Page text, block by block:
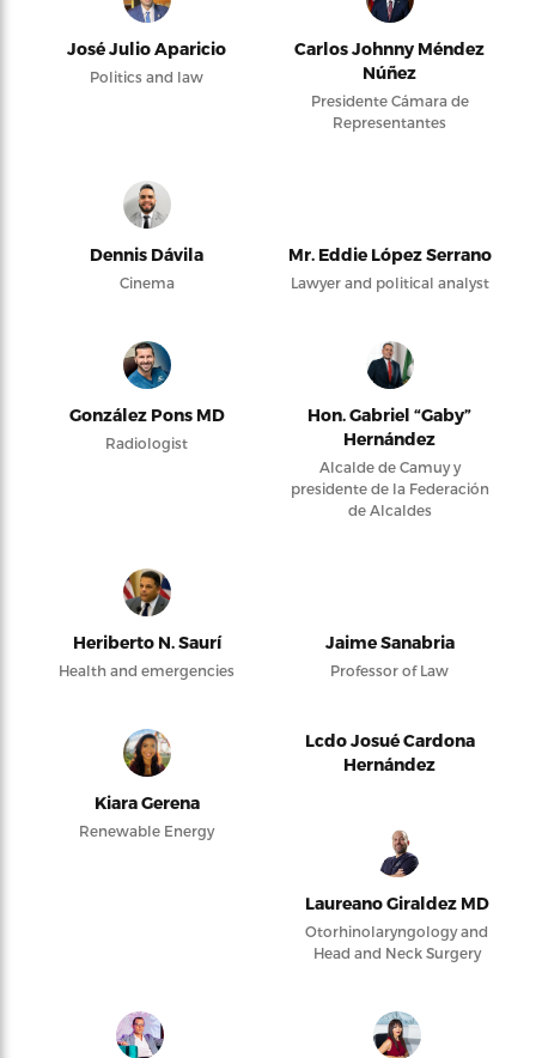
José Julio Aparicio
Politics and law
Carlos Johnny Méndez
Núñez
Presidente Cámara de
Representantes
Dennis Dávila
Cinema
Mr. Eddie López Serrano
Lawyer and political analyst
González Pons MD
Radiologist
Hon. Gabriel “Gaby”
Hernández
Alcalde de Camuy y
presidente de la Federación
de Alcaldes
Heriberto N. Saurí
Health and emergencies
Jaime Sanabria
Professor of Law
Kiara Gerena
Renewable Energy
Lcdo Josué Cardona
Hernández
Laureano Giraldez MD
Otorhinolaryngology and
Head and Neck Surgery